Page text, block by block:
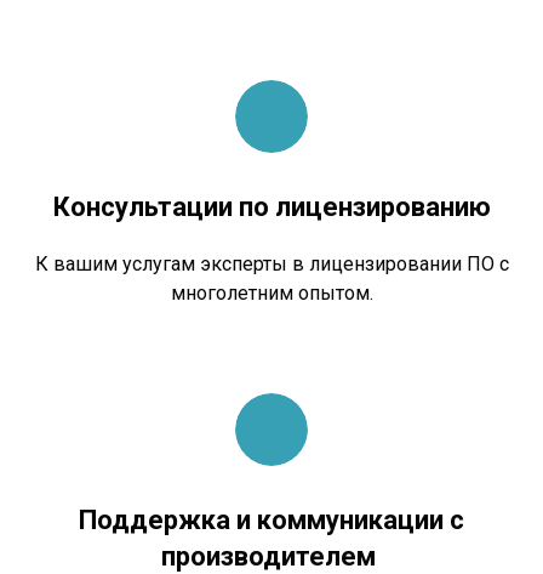
Консультации по лицензированию
К вашим услугам эксперты в лицензировании ПО с
многолетним опытом.
Поддержка и коммуникации с
производителем